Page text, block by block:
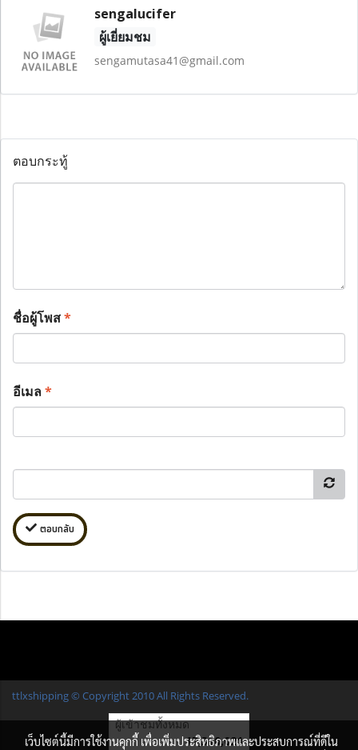
sengalucifer
ผู้เยี่ยมชม
sengamutasa41@gmail.com
ตอบกระทู้
ชื่อผู้โพส*
อีเมล*
ตอบกลับ
ttlxshipping © Copyright 2010 All Rights Reserved.
ผู้เข้าชมทั้งหมด
17,310,021
เว็บไซต์นี้มีการใช้งานคุกกี้ เพื่อเพิ่มประสิทธิภาพและประสบการณ์ที่ดีใน